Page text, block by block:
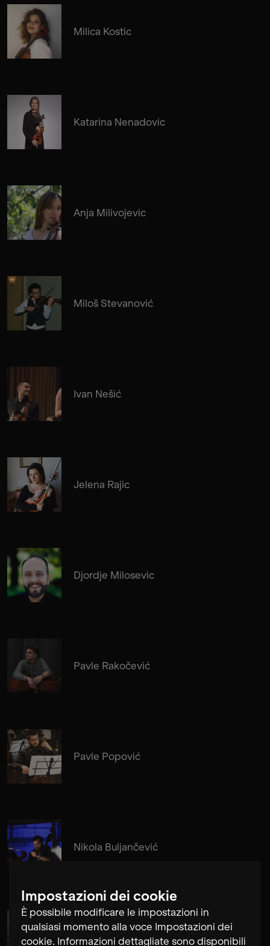
Impostazioni dei cookie
È possibile modificare le impostazioni in
qualsiasi momento alla voce Impostazioni dei
cookie. Informazioni dettagliate sono disponibili
Milica Kostic
Katarina Nenadovic
Anja Milivojevic
Miloš Stevanović
Ivan Nešić
Jelena Rajic
Djordje Milosevic
Pavle Rakočević
Pavle Popović
Nikola Buljančević
Alma Su Baute